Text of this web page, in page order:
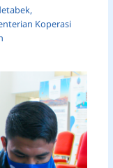
,
Koperasi